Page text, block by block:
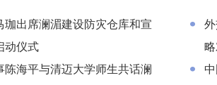
珈出席澜湄建设防灾仓库和宣
动仪式
陈海平与清迈大学师生共话澜